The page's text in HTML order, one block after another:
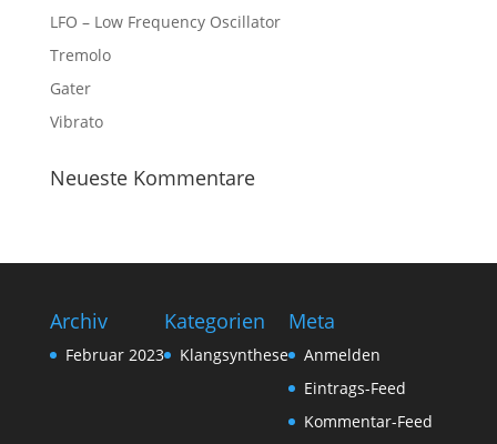
LFO – Low Frequency Oscillator
Tremolo
Gater
Vibrato
Neueste Kommentare
Archiv
Februar 2023
Kategorien
Klangsynthese
Meta
Anmelden
Eintrags-Feed
Kommentar-Feed